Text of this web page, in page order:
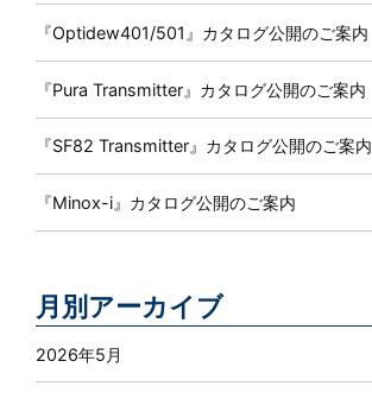
『Optidew401/501』カタログ公開のご案内
『Pura Transmitter』カタログ公開のご案内
『SF82 Transmitter』カタログ公開のご案内
『Minox-i』カタログ公開のご案内
月別アーカイブ
2026年5月